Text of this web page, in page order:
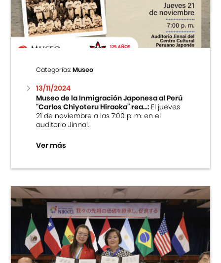
Centro Cultural Peruano Japonés
Cursos
Museo de la Inmigración Japonesa
Fondo Editorial
Teatro Peruano Japonés
Categorías:Museo
13/11/2024
Museo de la Inmigración Japonesa al Perú
“Carlos Chiyoteru Hiraoka” rea...:El jueves
21 de noviembre a las 7:00 p. m. en el
auditorio Jinnai.
Ver más